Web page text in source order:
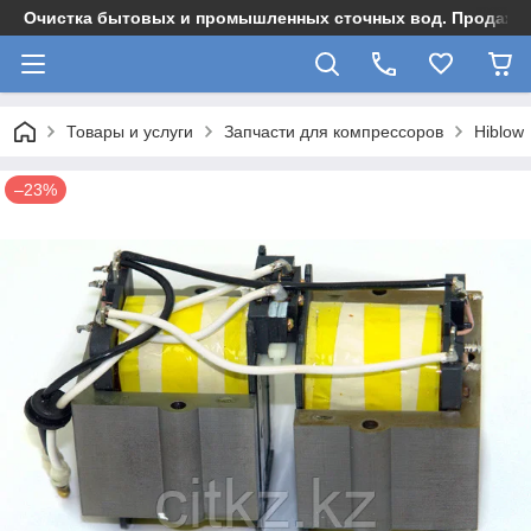
Очистка бытовых и промышленных сточных вод.
Товары и услуги Запчасти для компрессоров Hiblow
–23%